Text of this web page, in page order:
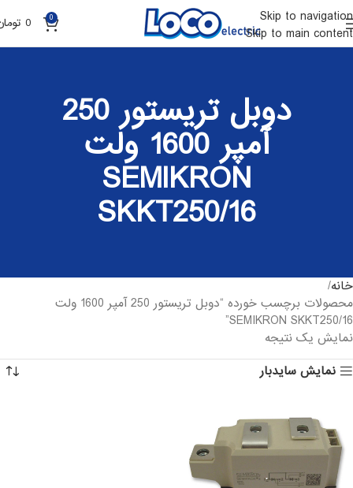
Skip to navigation
Skip to main content
0
0
دوبل تریستور 250
آمپر 1600 ولت
SEMIKRON
SKKT250/16
خانه
محصولات برچسب خورده “دوبل تریستور 250 آمپر 1600 ولت
SEMIKRON SKKT250/16”
نمایش یک نتیجه
نمایش سایدبار